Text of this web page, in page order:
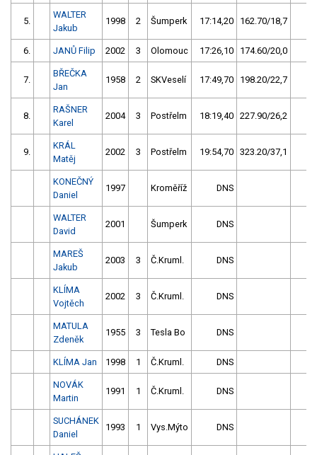
5.
WALTER
Jakub
1998 2 Šumperk 17:14,20 162.70/18,7
6. JANŮ Filip 2002 3 Olomouc 17:26,10 174.60/20,0
7.
BŘEČKA
Jan
1958 2 SKVeselí 17:49,70 198.20/22,7
8.
RAŠNER
Karel
2004 3 Postřelm 18:19,40 227.90/26,2
9.
KRÁL
Matěj
2002 3 Postřelm 19:54,70 323.20/37,1
KONEČNÝ
Daniel
1997 Kroměříž DNS
WALTER
David
2001 Šumperk DNS
MAREŠ
Jakub
2003 3 Č.Kruml. DNS
KLÍMA
Vojtěch
2002 3 Č.Kruml. DNS
MATULA
Zdeněk
1955 3 Tesla Bo DNS
KLÍMA Jan 1998 1 Č.Kruml. DNS
NOVÁK
Martin
1991 1 Č.Kruml. DNS
SUCHÁNEK
Daniel
1993 1 Vys.Mýto DNS